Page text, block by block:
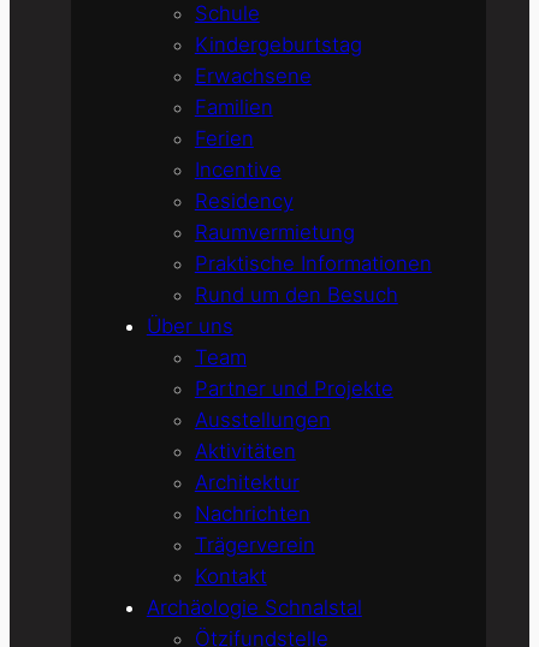
Schule
Kindergeburtstag
Erwachsene
Familien
Ferien
Incentive
Residency
Raumvermietung
Praktische Informationen
Rund um den Besuch
Über uns
Team
Partner und Projekte
Ausstellungen
Aktivitäten
Architektur
Nachrichten
Trägerverein
Kontakt
Archäologie Schnalstal
Ötzifundstelle